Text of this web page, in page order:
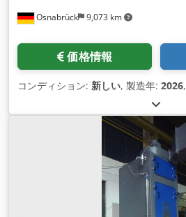
Osnabrück 9,073 km
価格情報
コンディション: 新しい, 製造年: 2026,